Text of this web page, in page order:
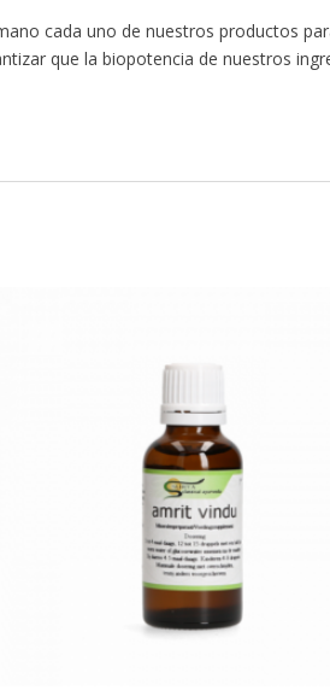
cada uno de nuestros productos
que la biopotencia de nuestros